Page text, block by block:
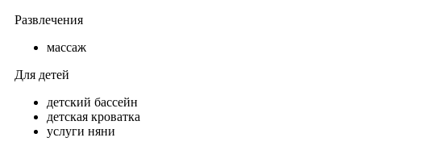
Развлечения
массаж
Для детей
детский бассейн
детская кроватка
услуги няни